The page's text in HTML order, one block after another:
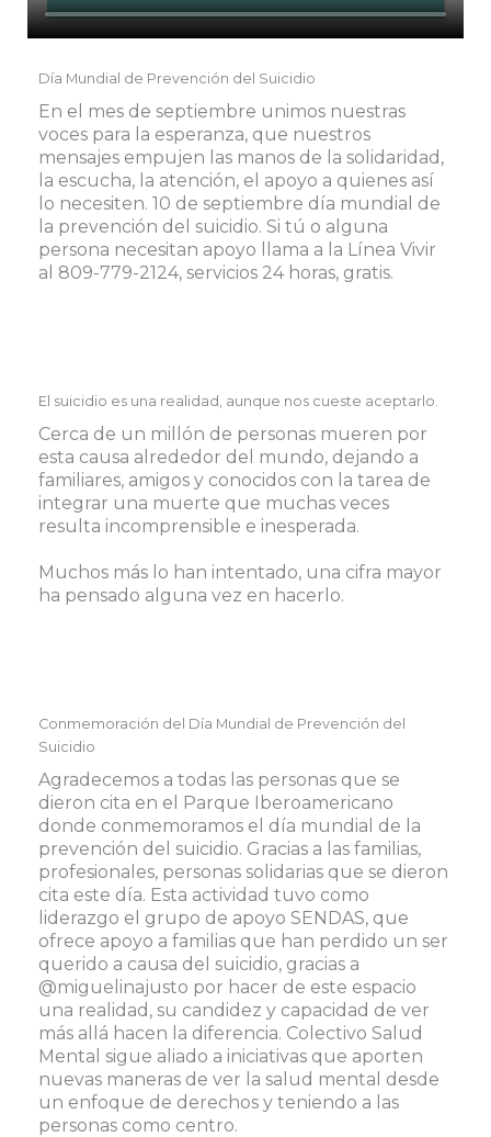
Día Mundial de Prevención del Suicidio
En el mes de septiembre unimos nuestras
voces para la esperanza, que nuestros
mensajes empujen las manos de la solidaridad,
la escucha, la atención, el apoyo a quienes así
lo necesiten. 10 de septiembre día mundial de
la prevención del suicidio. Si tú o alguna
persona necesitan apoyo llama a la Línea Vivir
al 809-779-2124, servicios 24 horas, gratis.
El suicidio es una realidad, aunque nos cueste aceptarlo.
Cerca de un millón de personas mueren por
esta causa alrededor del mundo, dejando a
familiares, amigos y conocidos con la tarea de
integrar una muerte que muchas veces
resulta incomprensible e inesperada. ⠀
Muchos más lo han intentado, una cifra mayor
ha pensado alguna vez en hacerlo.
Conmemoración del Día Mundial de Prevención del
Suicidio
Agradecemos a todas las personas que se
dieron cita en el Parque Iberoamericano
donde conmemoramos el día mundial de la
prevención del suicidio. Gracias a las familias,
profesionales, personas solidarias que se dieron
cita este día. Esta actividad tuvo como
liderazgo el grupo de apoyo SENDAS, que
ofrece apoyo a familias que han perdido un ser
querido a causa del suicidio, gracias a
@miguelinajusto por hacer de este espacio
una realidad, su candidez y capacidad de ver
más allá hacen la diferencia. Colectivo Salud
Mental sigue aliado a iniciativas que aporten
nuevas maneras de ver la salud mental desde
un enfoque de derechos y teniendo a las
personas como centro.